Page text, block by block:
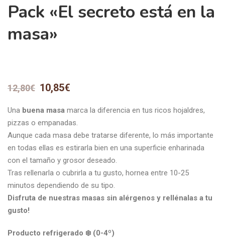
Pack «El secreto está en la
masa»
12,80€ El
original
era:
12,80€.
10,85€
actual
es:
10,85€.
Una buena masa marca la diferencia en tus ricos hojaldres,
pizzas o empanadas.
Aunque cada masa debe tratarse diferente, lo más importante
en todas ellas es estirarla bien en una superficie enharinada
con el tamaño y grosor deseado.
Tras rellenarla o cubrirla a tu gusto, hornea entre 10-25
minutos dependiendo de su tipo.
Disfruta de nuestras masas sin alérgenos y rellénalas a tu
gusto!
Producto refrigerado ❄️ (0-4º)